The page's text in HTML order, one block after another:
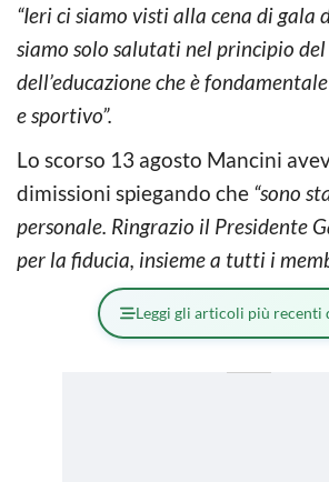
“Ieri ci siamo visti alla cena di gala
siamo solo salutati nel principio
dell’educazione che è
e sportivo”.
Lo scorso 13 agosto Mancini
dimissioni spiegando che “sono
personale. Ringrazio il Presidente
per la fiducia, insieme a tutti i
Leggi gli articoli più recenti